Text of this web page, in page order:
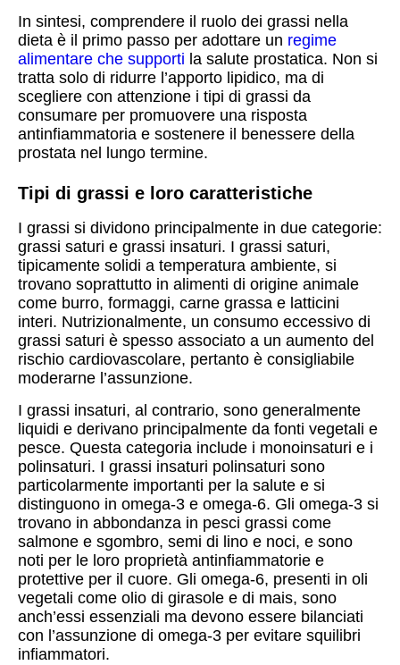
In sintesi, comprendere il ruolo dei grassi nella
dieta è il primo passo per adottare un regime
alimentare che supporti la salute prostatica. Non si
tratta solo di ridurre l’apporto lipidico, ma di
scegliere con attenzione i tipi di grassi da
consumare per promuovere una risposta
antinfiammatoria e sostenere il benessere della
prostata nel lungo termine.
Tipi di grassi e loro caratteristiche
I grassi si dividono principalmente in due categorie:
grassi saturi e grassi insaturi. I grassi saturi,
tipicamente solidi a temperatura ambiente, si
trovano soprattutto in alimenti di origine animale
come burro, formaggi, carne grassa e latticini
interi. Nutrizionalmente, un consumo eccessivo di
grassi saturi è spesso associato a un aumento del
rischio cardiovascolare, pertanto è consigliabile
moderarne l’assunzione.
I grassi insaturi, al contrario, sono generalmente
liquidi e derivano principalmente da fonti vegetali e
pesce. Questa categoria include i monoinsaturi e i
polinsaturi. I grassi insaturi polinsaturi sono
particolarmente importanti per la salute e si
distinguono in omega-3 e omega-6. Gli omega-3 si
trovano in abbondanza in pesci grassi come
salmone e sgombro, semi di lino e noci, e sono
noti per le loro proprietà antinfiammatorie e
protettive per il cuore. Gli omega-6, presenti in oli
vegetali come olio di girasole e di mais, sono
anch’essi essenziali ma devono essere bilanciati
con l’assunzione di omega-3 per evitare squilibri
infiammatori.